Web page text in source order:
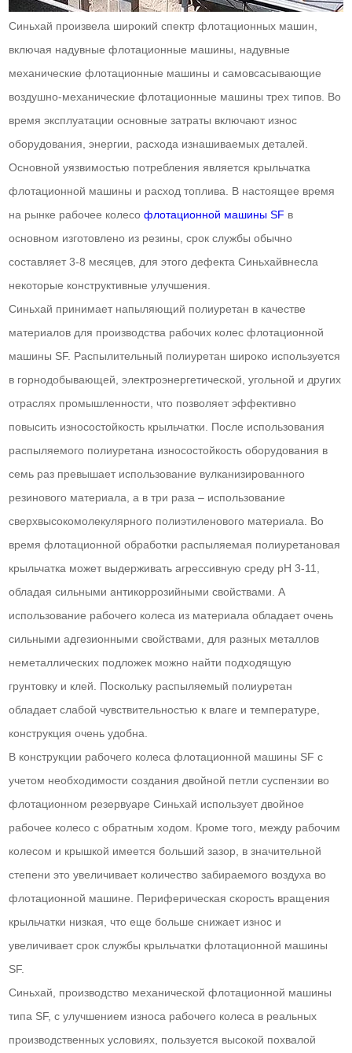
Синьхай произвела широкий спектр флотационных машин,
включая надувные флотационные машины, надувные
механические флотационные машины и самовсасывающие
воздушно-механические флотационные машины трех типов. Во
время эксплуатации основные затраты включают износ
оборудования, энергии, расхода изнашиваемых деталей.
Основной уязвимостью потребления является крыльчатка
флотационной машины и расход топлива. В настоящее время
на рынке рабочее колесофлотационной машины SF в
основном изготовлено из резины, срок службы обычно
составляет 3-8 месяцев, для этого дефекта Синьхайвнесла
некоторые конструктивные улучшения.
Синьхай принимает напыляющий полиуретан в качестве
материалов для производства рабочих колес флотационной
машины SF. Распылительный полиуретан широко используется
в горнодобывающей, электроэнергетической, угольной и других
отраслях промышленности, что позволяет эффективно
повысить износостойкость крыльчатки. После использования
распыляемого полиуретана износостойкость оборудования в
семь раз превышает использование вулканизированного
резинового материала, а в три раза – использование
сверхвысокомолекулярного полиэтиленового материала. Во
время флотационной обработки распыляемая полиуретановая
крыльчатка может выдерживать агрессивную среду pH 3-11,
обладая сильными антикоррозийными свойствами. А
использование рабочего колеса из материала обладает очень
сильными адгезионными свойствами, для разных металлов
неметаллических подложек можно найти подходящую
грунтовку и клей. Поскольку распыляемый полиуретан
обладает слабой чувствительностью к влаге и температуре,
конструкция очень удобна.
В конструкции рабочего колеса флотационной машины SF с
учетом необходимости создания двойной петли суспензии во
флотационном резервуаре Синьхай использует двойное
рабочее колесо с обратным ходом. Кроме того, между рабочим
колесом и крышкой имеется больший зазор, в значительной
степени это увеличивает количество забираемого воздуха во
флотационной машине. Периферическая скорость вращения
крыльчатки низкая, что еще больше снижает износ и
увеличивает срок службы крыльчатки флотационной машины
SF.
Синьхай, производство механической флотационной машины
типа SF, с улучшением износа рабочего колеса в реальных
производственных условиях, пользуется высокой похвалой